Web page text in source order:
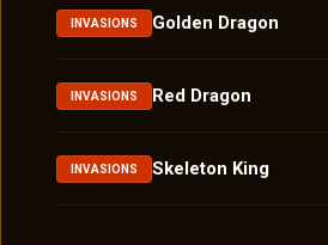
INVASIONS Golden Dragon
INVASIONS Red Dragon
INVASIONS Skeleton King